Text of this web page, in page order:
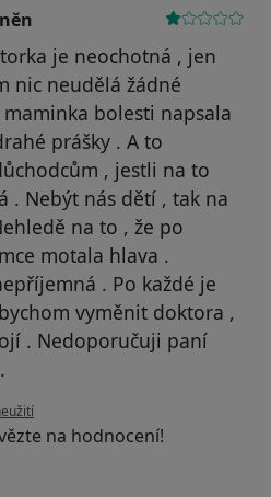
je neochotná , jen
nic neudělá žádné
bolesti napsala
prášky . A to
, jestli na to
. Nebýt nás dětí , tak na
na to , že po
motala hlava .
. Po každé je
vyměnit doktora ,
. Nedoporučuji paní
uživatele Váš účet byl odstraněn
na hodnocení!